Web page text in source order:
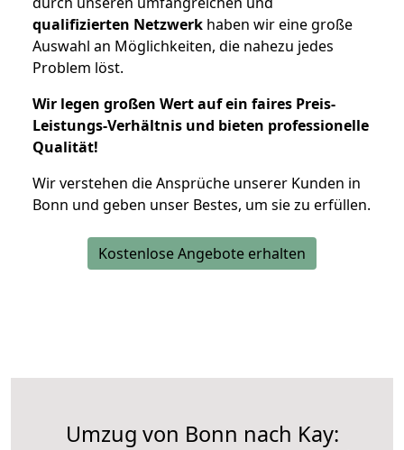
qualifizierten Netzwerk haben wir eine große
Auswahl an Möglichkeiten, die nahezu jedes
Problem löst.
Wir legen großen Wert auf ein faires Preis-
Leistungs-Verhältnis und bieten professionelle
Qualität!
Wir verstehen die Ansprüche unserer Kunden in
Bonn und geben unser Bestes, um sie zu erfüllen.
Kostenlose Angebote erhalten
Umzug von Bonn nach Kay: